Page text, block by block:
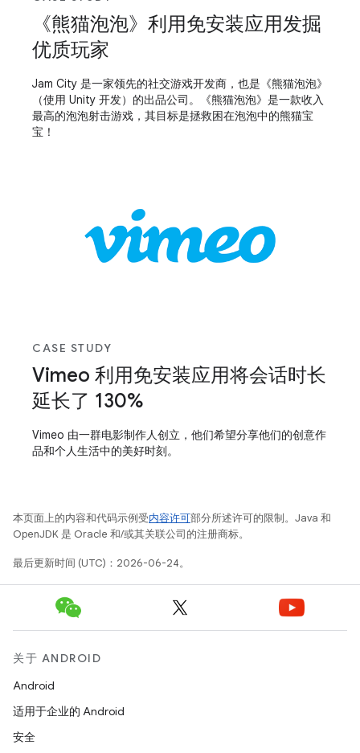
《熊猫泡泡》利用免安装应用发掘
优质玩家
Jam City 是一家领先的社交游戏开发商，也是《熊猫泡泡》
（使用 Unity 开发）的出品公司。《熊猫泡泡》是一款收入
最高的泡泡射击游戏，其目标是拯救困在泡泡中的熊猫宝
宝！
CASE STUDY
Vimeo 利用免安装应用将会话时长
延长了 130%
Vimeo 由一群电影制作人创立，他们希望分享他们的创意作
品和个人生活中的美好时刻。
本页面上的内容和代码示例受内容许可部分所述许可的限制。Java 和
OpenJDK 是 Oracle 和/或其关联公司的注册商标。
最后更新时间 (UTC)：2026-06-24。
关于 ANDROID
Android
适用于企业的 Android
安全